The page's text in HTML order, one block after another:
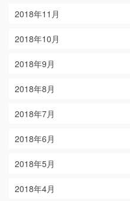
2018年11月
2018年10月
2018年9月
2018年8月
2018年7月
2018年6月
2018年5月
2018年4月